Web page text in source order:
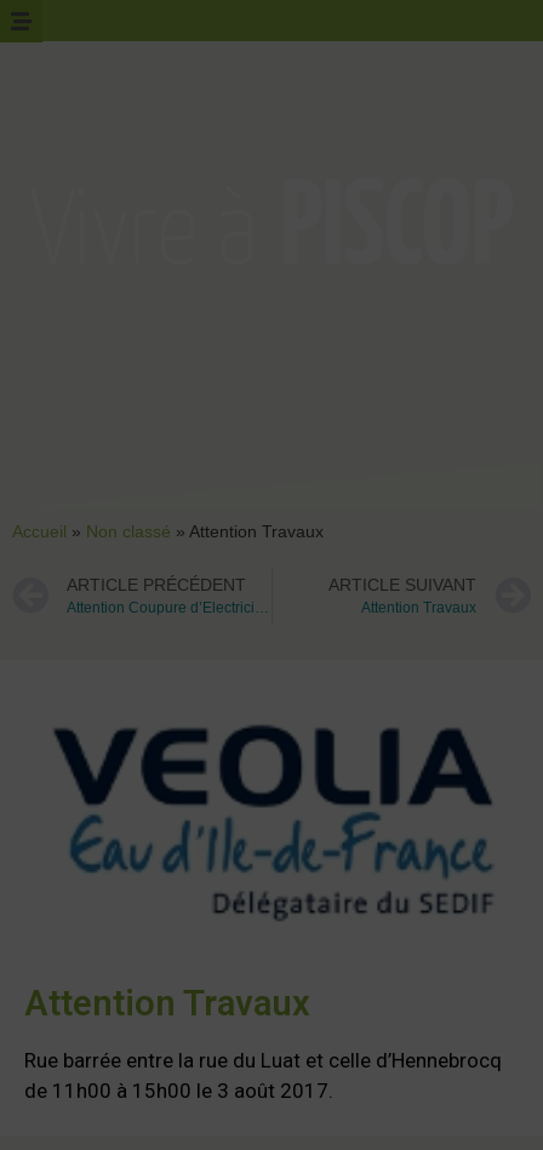
Accueil » Non classé » Attention Travaux
ARTICLE PRÉCÉDENT
Attention Coupure d’Electricité à Piscop le 21/08/2017
ARTICLE SUIVANT
Attention Travaux
Attention Travaux
Rue barrée entre la rue du Luat et celle d’Hennebrocq
de 11h00 à 15h00 le 3 août 2017.